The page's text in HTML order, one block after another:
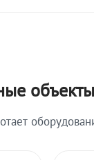
объекты